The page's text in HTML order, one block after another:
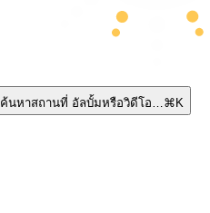
ค้นหาสถานที่ อัลบั้มหรือวิดีโอ…⌘K